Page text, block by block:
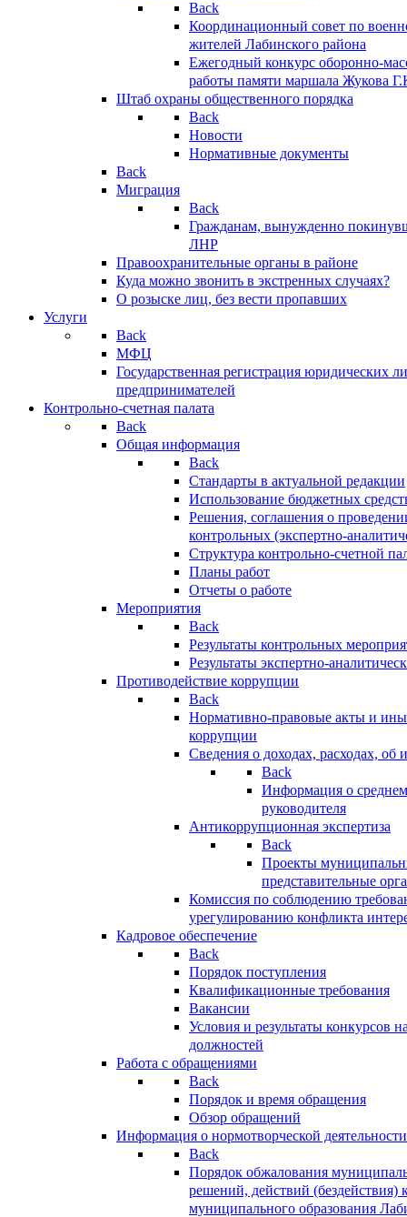
Back
Координационный совет по
жителей Лабинского района
Ежегодный конкурс оборонно-
работы памяти маршала Жукова
Штаб охраны общественного порядка
Back
Новости
Нормативные документы
Back
Миграция
Back
Гражданам, вынужденно
ЛНР
Правоохранительные органы в районе
Куда можно звонить в экстренных случаях?
О розыске лиц, без вести пропавших
Услуги
Back
МФЦ
Государственная регистрация юридических
предпринимателей
Контрольно-счетная палата
Back
Общая информация
Back
Стандарты в актуальной редакции
Использование бюджетных
Решения, соглашения о
контрольных (экспертно-
Структура контрольно-счетной
Планы работ
Отчеты о работе
Мероприятия
Back
Результаты контрольных
Результаты экспертно-
Противодействие коррупции
Back
Нормативно-правовые акты и
коррупции
Сведения о доходах, расходах, об
Back
Информация о
руководителя
Антикоррупционная экспертиза
Back
Проекты
представительные
Комиссия по соблюдению
урегулированию конфликта
Кадровое обеспечение
Back
Порядок поступления
Квалификационные требования
Вакансии
Условия и результаты конкурсов
должностей
Работа с обращениями
Back
Порядок и время обращения
Обзор обращений
Информация о нормотворческой деятельности
Back
Порядок обжалования
решений, действий (бездействия)
муниципального образования